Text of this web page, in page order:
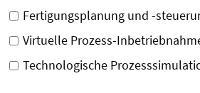
Fertigungsplanung und -
Virtuelle Prozess-
Technologische